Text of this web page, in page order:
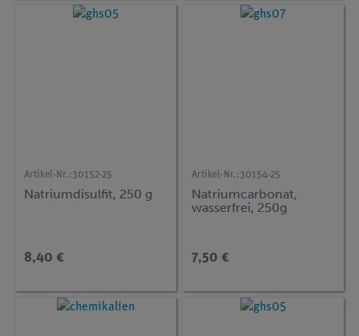
Artikel-Nr.:30152-25
Natriumdisulfit, 250 g
8,40 €
Artikel-Nr.:30154-25
Natriumcarbonat,
wasserfrei, 250g
7,50 €